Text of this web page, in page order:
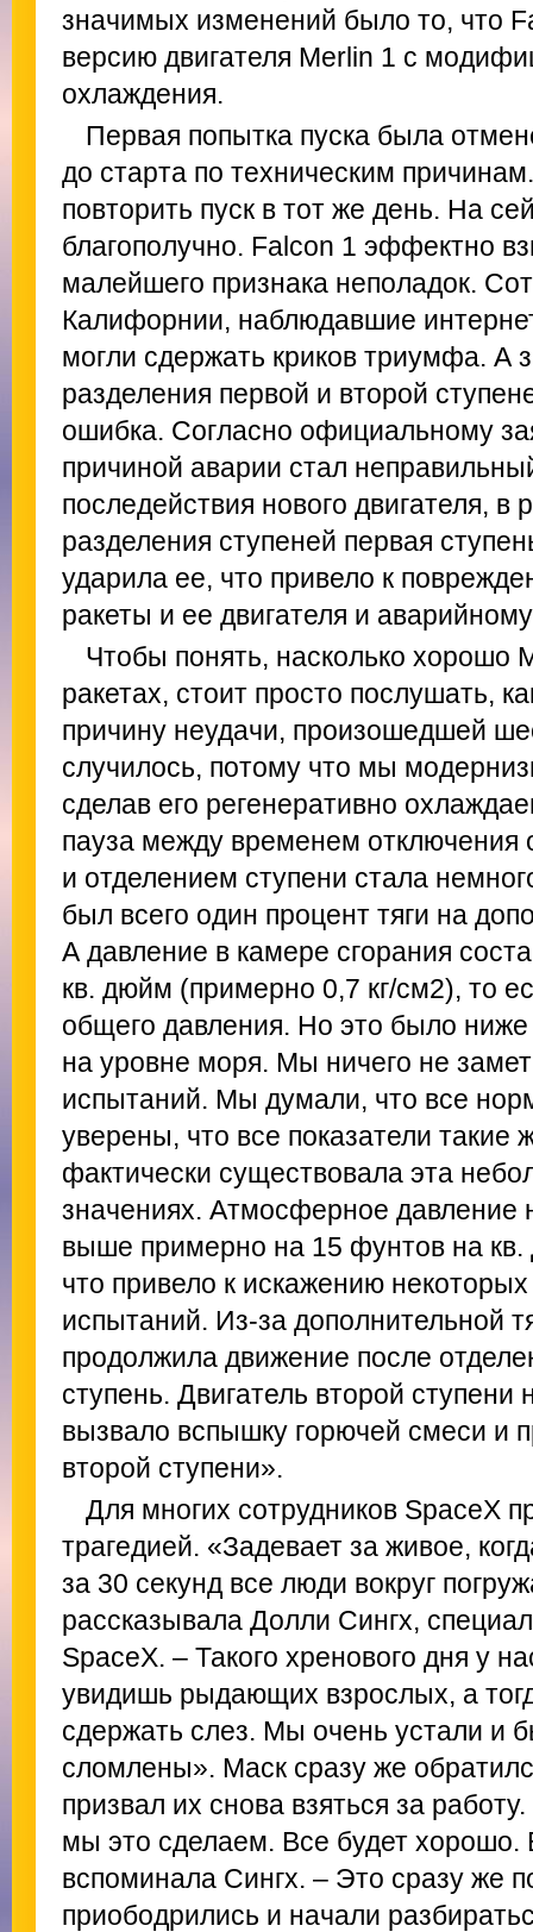
значимых изменений было то, что
версию двигателя Merlin 1 с
охлаждения.
Первая попытка пуска была
до старта по техническим
повторить пуск в тот же день. На
благополучно. Falcon 1 эффектно
малейшего признака неполадок.
Калифорнии, наблюдавшие
могли сдержать криков триумфа. А
разделения первой и второй
ошибка. Согласно официальному
причиной аварии стал
последействия нового двигателя, в
разделения ступеней первая
ударила ее, что привело к
ракеты и ее двигателя и
Чтобы понять, насколько хорошо
ракетах, стоит просто послушать,
причину неудачи, произошедшей
случилось, потому что мы
сделав его регенеративно
пауза между временем отключения
и отделением ступени стала
был всего один процент тяги на
А давление в камере сгорания
кв. дюйм (примерно 0,7 кг/см2), то
общего давления. Но это было
на уровне моря. Мы ничего не
испытаний. Мы думали, что все
уверены, что все показатели такие
фактически существовала эта
значениях. Атмосферное давление
выше примерно на 15 фунтов на кв.
что привело к искажению
испытаний. Из-за дополнительной
продолжила движение после
ступень. Двигатель второй ступени
вызвало вспышку горючей смеси и
второй ступени».
Для многих сотрудников SpaceX
трагедией. «Задевает за живое,
за 30 секунд все люди вокруг
рассказывала Долли Сингх,
SpaceX. – Такого хренового дня у
увидишь рыдающих взрослых, а
сдержать слез. Мы очень устали и
сломлены». Маск сразу же
призвал их снова взяться за
мы это сделаем. Все будет хорошо.
вспоминала Сингх. – Это сразу же
приободрились и начали